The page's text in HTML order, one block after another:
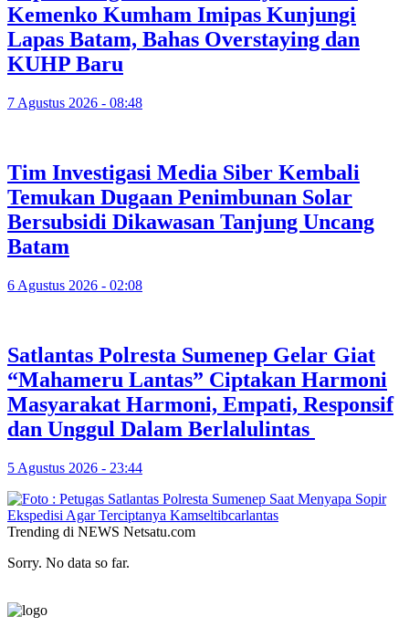
Kemenko Kumham Imipas Kunjungi
Lapas Batam, Bahas Overstaying dan
KUHP Baru
7 Agustus 2026 - 08:48
Tim Investigasi Media Siber Kembali
Temukan Dugaan Penimbunan Solar
Bersubsidi Dikawasan Tanjung Uncang
Batam
6 Agustus 2026 - 02:08
Satlantas Polresta Sumenep Gelar Giat
“Mahameru Lantas” Ciptakan Harmoni
Masyarakat Harmoni, Empati, Responsif
dan Unggul Dalam Berlalulintas
5 Agustus 2026 - 23:44
Trending di NEWS Netsatu.com
Sorry. No data so far.